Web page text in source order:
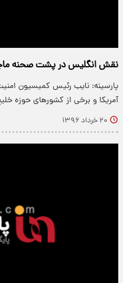
نقش انگلیس در پشت صحنه
پارسینه: نایب رئیس کمیسیون
آمریکا و برخی از کشورهای حوزه
۲۰ خرداد ۱۳۹۶